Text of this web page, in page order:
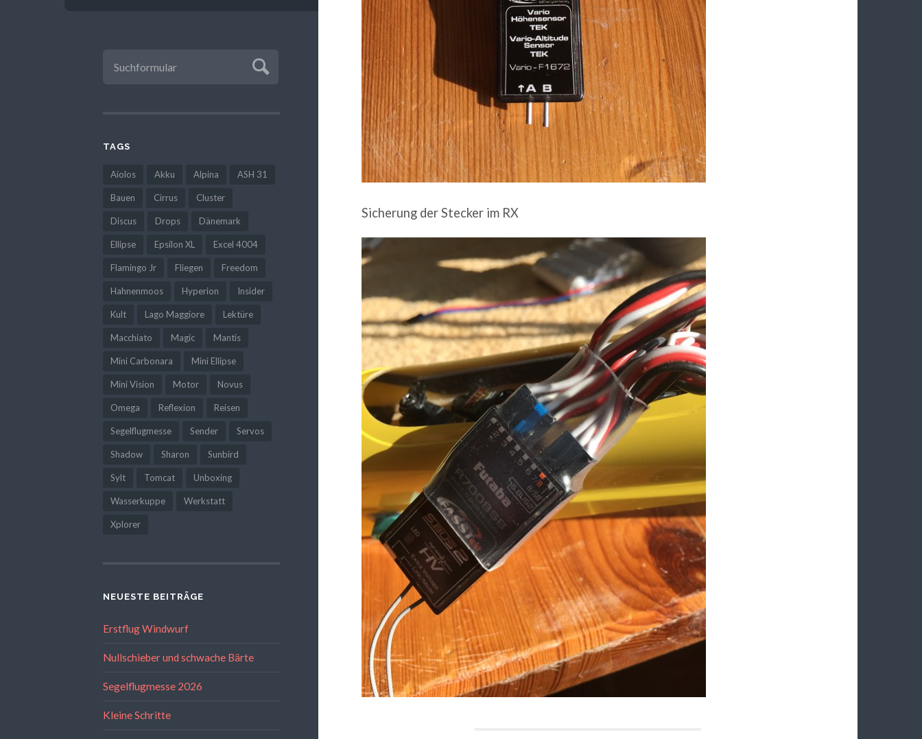
TAGS
Aiolos Akku Alpina ASH 31
Bauen Cirrus Cluster
Discus Drops Dänemark
Ellipse Epsilon XL Excel 4004
Flamingo Jr Fliegen Freedom
Hahnenmoos Hyperion Insider
Kult Lago Maggiore Lektüre
Macchiato Magic Mantis
Mini Carbonara Mini Ellipse
Mini Vision Motor Novus
Omega Reflexion Reisen
Segelflugmesse Sender Servos
Shadow Sharon Sunbird
Sylt Tomcat Unboxing
Wasserkuppe Werkstatt
Xplorer
NEUESTE BEITRÄGE
Erstflug Windwurf
Nullschieber und schwache Bärte
Segelflugmesse 2026
Kleine Schritte
Sicherung der Stecker im RX